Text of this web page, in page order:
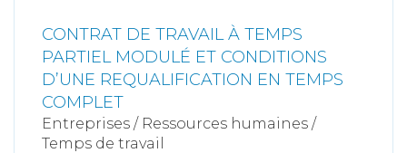
CONTRAT DE TRAVAIL À TEMPS
PARTIEL MODULÉ ET CONDITIONS
D’UNE REQUALIFICATION EN TEMPS
COMPLET
Entreprises / Ressources humaines /
Temps de travail